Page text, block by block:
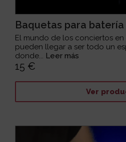
Baquetas para
El mundo de los conciertos
pueden llegar a ser todo un
donde... Leer más
15 €
Ver